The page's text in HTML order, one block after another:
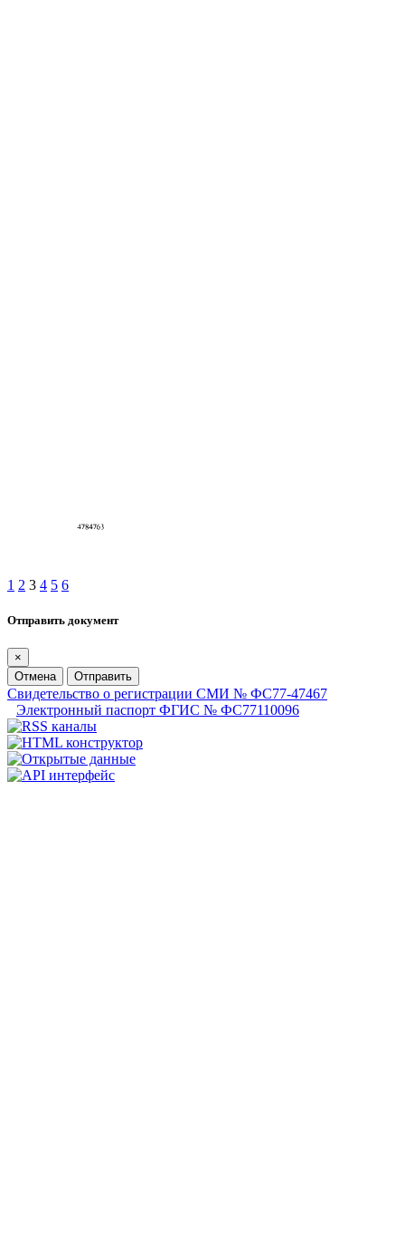
1 2 3 4 5 6
Отправить документ
×
Отмена
Отправить
Свидетельство о регистрации СМИ № ФС77-47467
Электронный паспорт ФГИС № ФС77110096